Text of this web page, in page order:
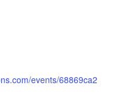
events/68869ca2